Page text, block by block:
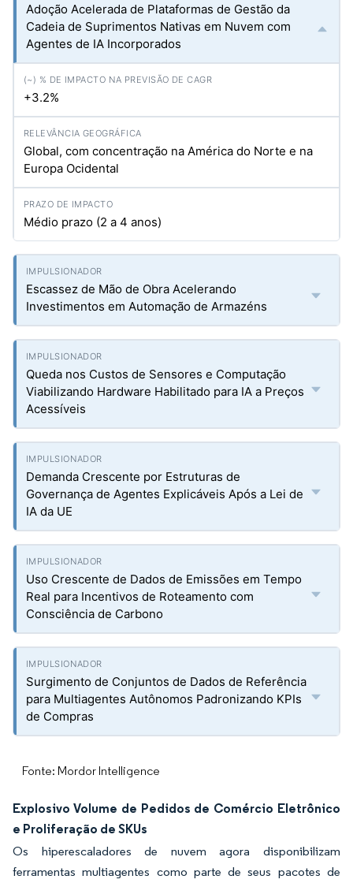
Adoção Acelerada de Plataformas de Gestão da
Cadeia de Suprimentos Nativas em Nuvem com
Agentes de IA Incorporados
+3.2%
Global, com concentração na América do Norte e na
Europa Ocidental
Médio prazo (2 a 4 anos)
Escassez de Mão de Obra Acelerando
Investimentos em Automação de Armazéns
Queda nos Custos de Sensores e Computação
Viabilizando Hardware Habilitado para IA a Preços
Acessíveis
Demanda Crescente por Estruturas de
Governança de Agentes Explicáveis Após a Lei de
IA da UE
Uso Crescente de Dados de Emissões em Tempo
Real para Incentivos de Roteamento com
Consciência de Carbono
Surgimento de Conjuntos de Dados de Referência
para Multiagentes Autônomos Padronizando KPIs
de Compras
Fonte: Mordor Intelligence
Explosivo Volume de Pedidos de Comércio Eletrônico
e Proliferação de SKUs
Os hiperescaladores de nuvem agora disponibilizam
ferramentas multiagentes como parte de seus pacotes de